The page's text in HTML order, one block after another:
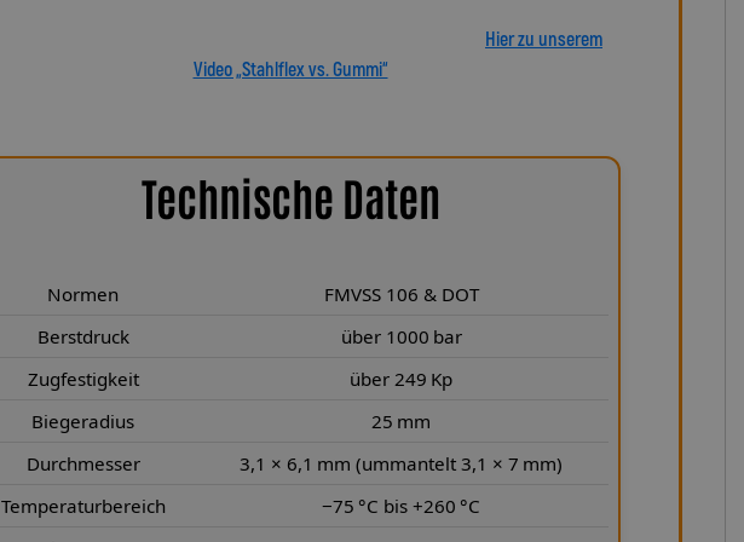
Hier zu unserem
Video „Stahlflex vs. Gummi“
Technische Daten
Normen
FMVSS 106 & DOT
Berstdruck
über 1000 bar
Zugfestigkeit
über 249 Kp
Biegeradius
25 mm
Durchmesser
3,1 × 6,1 mm (ummantelt 3,1 × 7 mm)
Temperaturbereich
−75 °C bis +260 °C